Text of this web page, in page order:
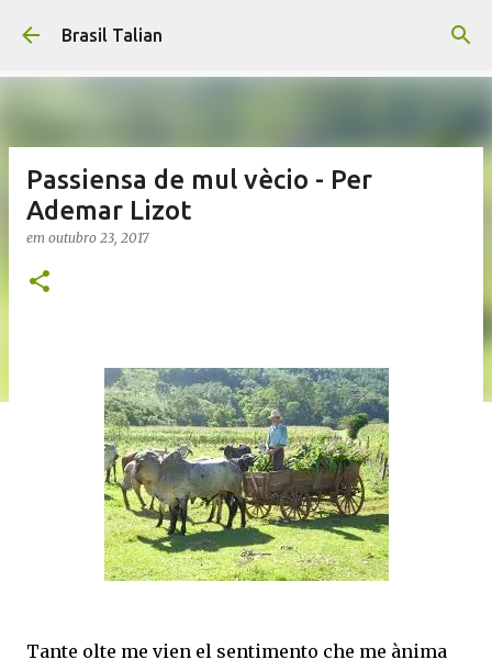
Pular para o conteúdo principal
Brasil Talian
Passiensa de mul vècio - Per
Ademar Lizot
em outubro 23, 2017
Tante olte me vien el sentimento che me ànima